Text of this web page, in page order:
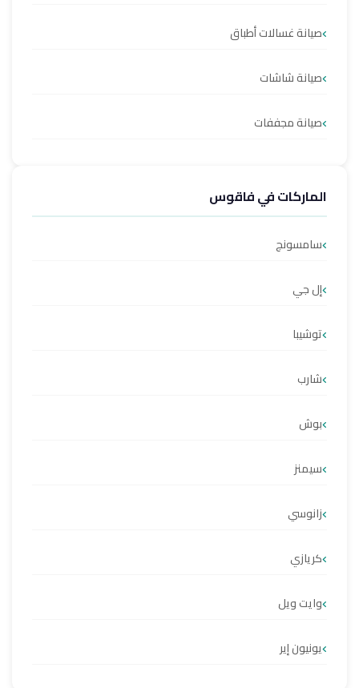
صيانة غسالات أطباق
صيانة شاشات
صيانة مجففات
الماركات في فاقوس
سامسونج
إل جي
توشيبا
شارب
بوش
سيمنز
زانوسي
كريازي
وايت ويل
يونيون إير